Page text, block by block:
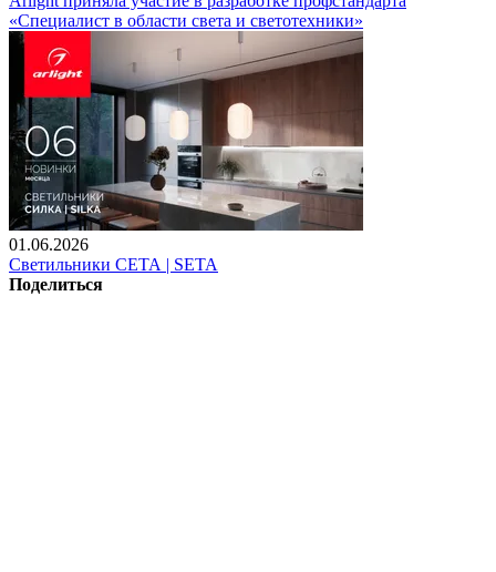
«Специалист в области света и светотехники»
01.06.2026
Светильники СЕТА | SETA
Поделиться